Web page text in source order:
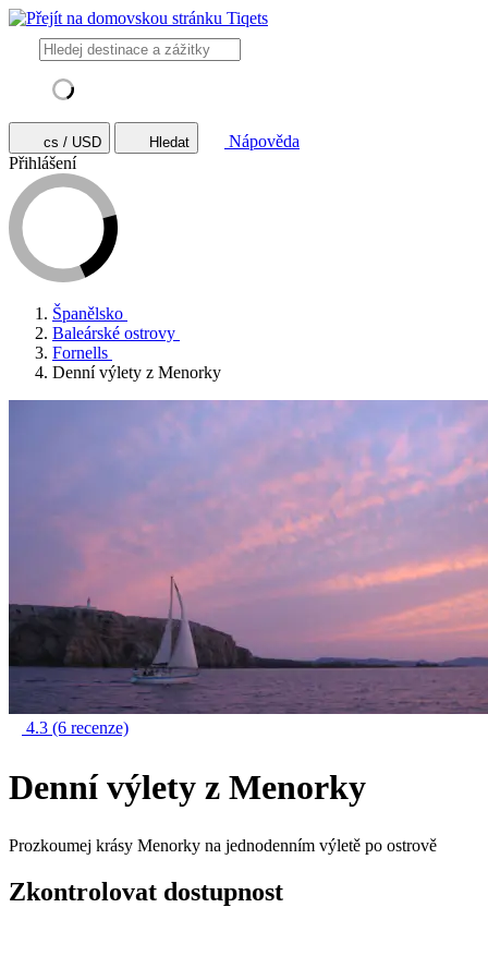
cs / USD Hledat
Nápověda
Přihlášení
Španělsko
Baleárské ostrovy
Fornells
Denní výlety z Menorky
4.3 (6 recenze)
Denní výlety z Menorky
Prozkoumej krásy Menorky na jednodenním výletě po ostrově
Zkontrolovat dostupnost